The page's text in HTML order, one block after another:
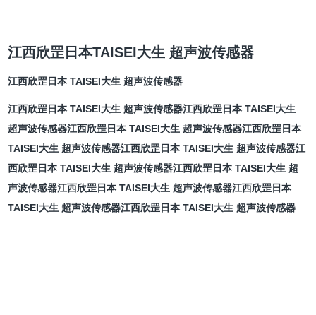
江西欣罡日本TAISEI大生 超声波传感器
江西欣罡日本 TAISEI大生 超声波传感器
江西欣罡日本 TAISEI大生 超声波传感器江西欣罡日本 TAISEI大生
超声波传感器江西欣罡日本 TAISEI大生 超声波传感器江西欣罡日本
TAISEI大生 超声波传感器江西欣罡日本 TAISEI大生 超声波传感器江
西欣罡日本 TAISEI大生 超声波传感器江西欣罡日本 TAISEI大生 超
声波传感器江西欣罡日本 TAISEI大生 超声波传感器江西欣罡日本
TAISEI大生 超声波传感器江西欣罡日本 TAISEI大生 超声波传感器